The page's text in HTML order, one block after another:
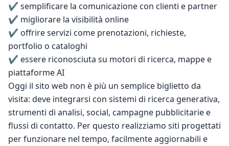
✔️ semplificare la comunicazione con clienti e partner
✔️ migliorare la visibilità online
✔️ offrire servizi come prenotazioni, richieste,
portfolio o cataloghi
✔️ essere riconosciuta su motori di ricerca, mappe e
piattaforme AI
Oggi il sito web non è più un semplice biglietto da
visita: deve integrarsi con sistemi di ricerca generativa,
strumenti di analisi, social, campagne pubblicitarie e
flussi di contatto. Per questo realizziamo siti progettati
per funzionare nel tempo, facilmente aggiornabili e